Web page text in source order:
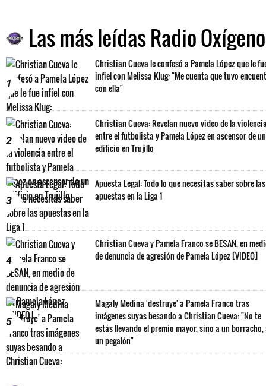
Las más leídas Radio Oxígeno
1
Christian Cueva le confesó a Pamela López que le
infiel con Melissa Klug: "Me cuenta que tuvo
con ella"
2
Christian Cueva: Revelan nuevo video de la
entre el futbolista y Pamela López en ascensor de un
edificio en Trujillo
3
Apuesta Legal: Todo lo que necesitas saber sobre las
apuestas en la Liga 1
4
Christian Cueva y Pamela Franco se BESAN, en
de denuncia de agresión de Pamela López [VIDEO]
5
Magaly Medina 'destruye' a Pamela Franco tras
imágenes suyas besando a Christian Cueva: "No te
estás llevando el premio mayor, sino a un borracho,
un pegalón"